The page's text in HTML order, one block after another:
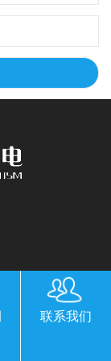
联系我们